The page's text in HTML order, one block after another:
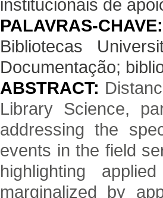
institucionais de
PALAVRAS-
Bibliotecas
Documentação;
ABSTRACT:
Library Science,
addressing the
events in the field
highlighting
marginalized by